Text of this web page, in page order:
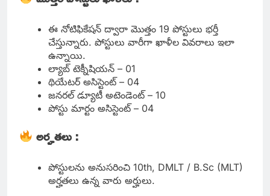
ఈ నోటిఫికేషన్ ద్వారా మొత్తం 19 పోస్టులు భర్తీ
చేస్తున్నారు. పోస్టులు వారీగా ఖాళీల వివరాలు ఇలా
ఉన్నాయి.
ల్యాబ్ టెక్నీషియన్ – 01
థియేటర్ అసిస్టెంట్ – 04
జనరల్ డ్యూటీ అటెండెంట్ – 10
పోస్టు మార్టం అసిస్టెంట్ – 04
అర్హతలు :
పోస్టులను అనుసరించి 10th, DMLT / B.Sc (MLT)
అర్హతలు ఉన్న వారు అర్హులు.